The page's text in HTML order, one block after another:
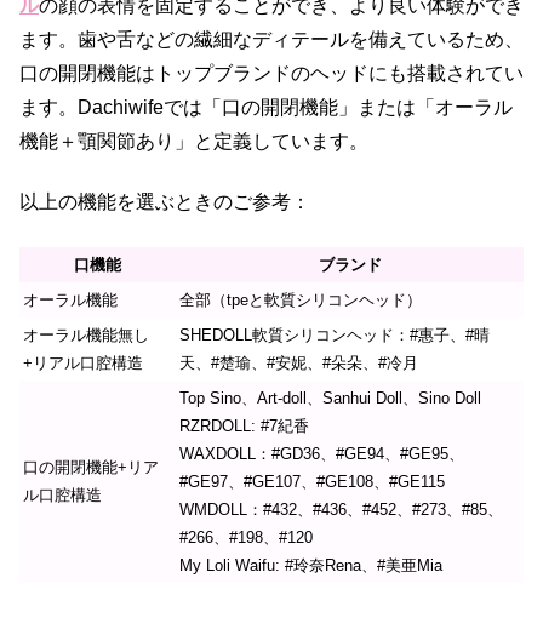
ルの顔の表情を固定することができ、より良い体験ができ
ます。歯や舌などの繊細なディテールを備えているため、
口の開閉機能はトップブランドのヘッドにも搭載されてい
ます。Dachiwifeでは「口の開閉機能」または「オーラル
機能＋顎関節あり」と定義しています。
以上の機能を選ぶときのご参考：
口機能
ブランド
オーラル機能
全部（tpeと軟質シリコンヘッド）
オーラル機能無し
+リアル口腔構造
SHEDOLL軟質シリコンヘッド：#惠子、#晴
天、#楚瑜、#安妮、#朵朵、#冷月
口の開閉機能+リア
ル口腔構造
Top Sino、Art-doll、Sanhui Doll、Sino Doll
RZRDOLL: #7紀香
WAXDOLL：#GD36、#GE94、#GE95、
#GE97、#GE107、#GE108、#GE115
WMDOLL：#432、#436、#452、#273、#85、
#266、#198、#120
My Loli Waifu: #玲奈Rena、#美亜Mia